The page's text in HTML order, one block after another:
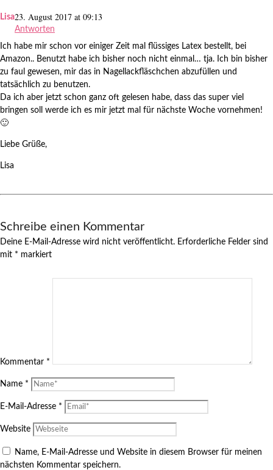
Lisa23. August 2017 at 09:13
Antworten
Ich habe mir schon vor einiger Zeit mal flüssiges Latex bestellt, bei
Amazon.. Benutzt habe ich bisher noch nicht einmal… tja. Ich bin bisher
zu faul gewesen, mir das in Nagellackfläschchen abzufüllen und
tatsächlich zu benutzen.
Da ich aber jetzt schon ganz oft gelesen habe, dass das super viel
bringen soll werde ich es mir jetzt mal für nächste Woche vornehmen!
🙂
Liebe Grüße,
Lisa
Schreibe einen Kommentar
Deine E-Mail-Adresse wird nicht veröffentlicht. Erforderliche Felder sind
mit * markiert
Kommentar *
Name *
E-Mail-Adresse *
Website
Name, E-Mail-Adresse und Website in diesem Browser für meinen
nächsten Kommentar speichern.